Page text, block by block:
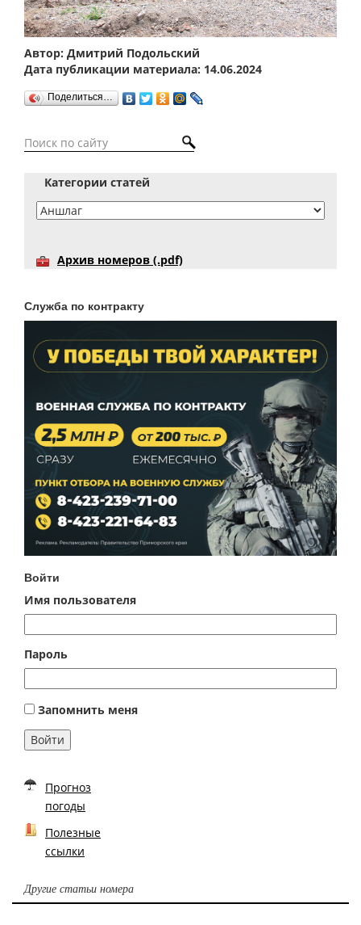
Автор: Дмитрий Подольский
Дата публикации материала: 14.06.2024
Поделиться…
Категории статей
Архив номеров (.pdf)
Служба по контракту
Войти
Имя пользователя
Пароль
Запомнить меня
Войти
Прогноз
погоды
Полезные
ссылки
Другие статьи номера